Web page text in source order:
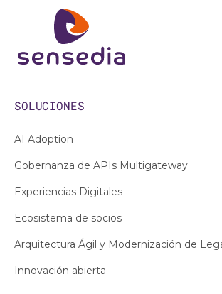
SOLUCIONES
AI Adoption
Gobernanza de APIs Multigateway
Experiencias Digitales
Ecosistema de socios
Arquitectura Ágil y Modernización de
Innovación abierta